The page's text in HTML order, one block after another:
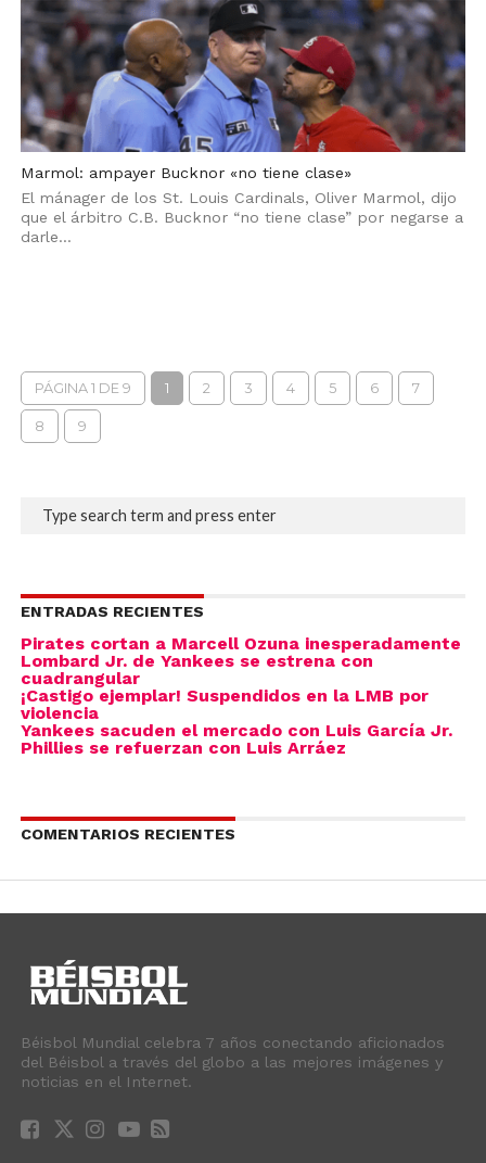
Marmol: ampayer Bucknor «no tiene clase»
El mánager de los St. Louis Cardinals, Oliver Marmol, dijo
que el árbitro C.B. Bucknor “no tiene clase” por negarse a
darle...
PÁGINA 1 DE 9 1 2 3 4 5 6 7
8 9
ENTRADAS RECIENTES
Pirates cortan a Marcell Ozuna inesperadamente
Lombard Jr. de Yankees se estrena con
cuadrangular
¡Castigo ejemplar! Suspendidos en la LMB por
violencia
Yankees sacuden el mercado con Luis García Jr.
Phillies se refuerzan con Luis Arráez
COMENTARIOS RECIENTES
Béisbol Mundial celebra 7 años conectando aficionados
del Béisbol a través del globo a las mejores imágenes y
noticias en el Internet.